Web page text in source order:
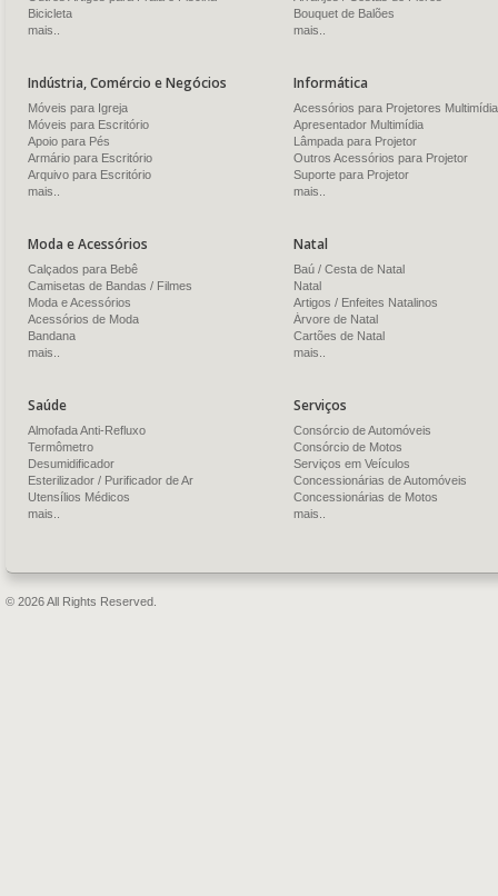
Bicicleta
mais..
Bouquet de Balões
mais..
Indústria, Comércio e Negócios
Móveis para Igreja
Móveis para Escritório
Apoio para Pés
Armário para Escritório
Arquivo para Escritório
mais..
Informática
Acessórios para Projetores Multimídia
Apresentador Multimídia
Lâmpada para Projetor
Outros Acessórios para Projetor
Suporte para Projetor
mais..
Moda e Acessórios
Calçados para Bebê
Camisetas de Bandas / Filmes
Moda e Acessórios
Acessórios de Moda
Bandana
mais..
Natal
Baú / Cesta de Natal
Natal
Artigos / Enfeites Natalinos
Árvore de Natal
Cartões de Natal
mais..
Saúde
Almofada Anti-Refluxo
Termômetro
Desumidificador
Esterilizador / Purificador de Ar
Utensílios Médicos
mais..
Serviços
Consórcio de Automóveis
Consórcio de Motos
Serviços em Veículos
Concessionárias de Automóveis
Concessionárias de Motos
mais..
© 2026 All Rights Reserved.